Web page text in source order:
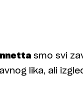
smo svi
lika, ali